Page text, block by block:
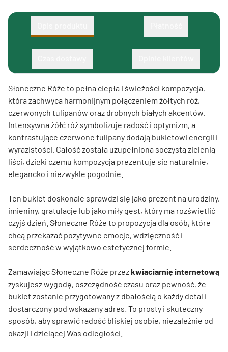
Słoneczne Róże to pełna ciepła i świeżości kompozycja,
która zachwyca harmonijnym połączeniem żółtych róż,
czerwonych tulipanów oraz drobnych białych akcentów.
Intensywna żółć róż symbolizuje radość i optymizm, a
kontrastujące czerwone tulipany dodają bukietowi energii i
wyrazistości. Całość została uzupełniona soczystą zielenią
liści, dzięki czemu kompozycja prezentuje się naturalnie,
elegancko i niezwykle pogodnie.
Ten bukiet doskonale sprawdzi się jako prezent na urodziny,
imieniny, gratulacje lub jako miły gest, który ma rozświetlić
czyjś dzień. Słoneczne Róże to propozycja dla osób, które
chcą przekazać pozytywne emocje, wdzięczność i
serdeczność w wyjątkowo estetycznej formie.
Zamawiając Słoneczne Róże przezkwiaciarnię internetową
zyskujesz wygodę, oszczędność czasu oraz pewność, że
bukiet zostanie przygotowany z dbałością o każdy detal i
dostarczony pod wskazany adres. To prosty i skuteczny
sposób, aby sprawić radość bliskiej osobie, niezależnie od
okazji i dzielącej Was odległości.